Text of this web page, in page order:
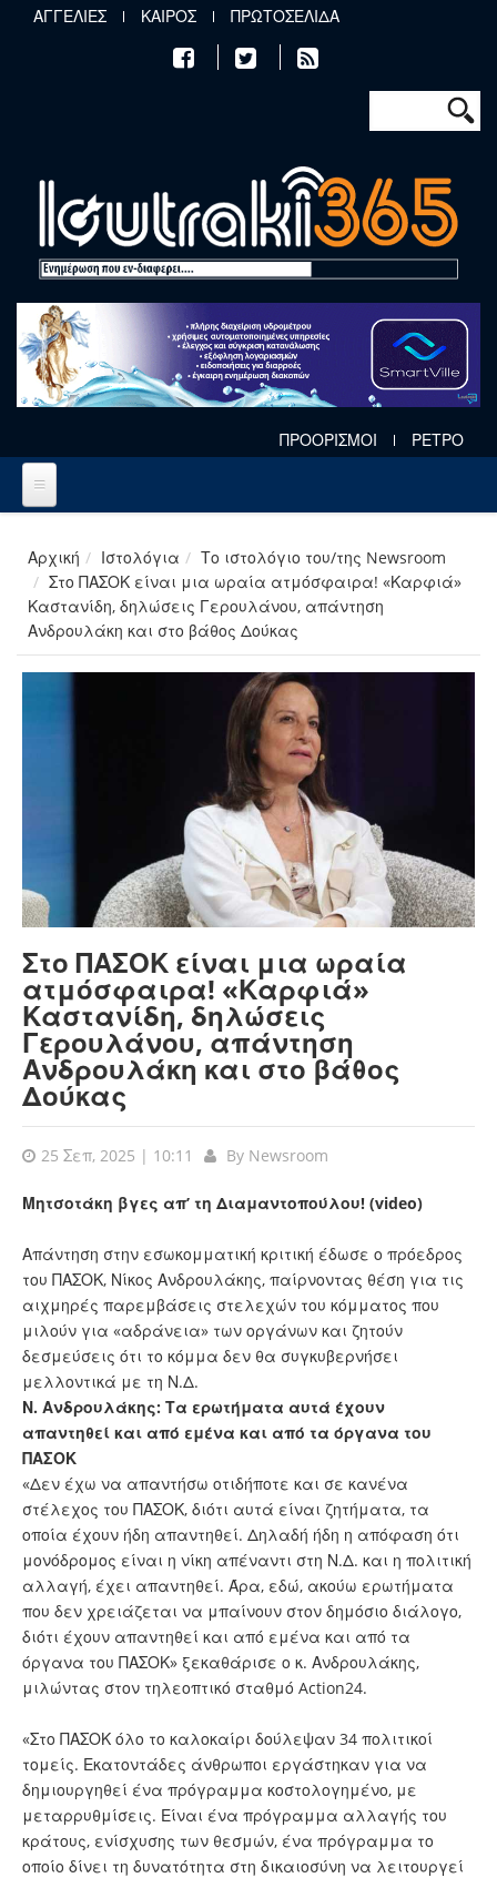
Παράκαμψη προς το κυρίως περιεχόμενο
ΑΓΓΕΛΙΕΣ ΚΑΙΡΟΣ ΠΡΩΤΟΣΕΛΙΔΑ
Φόρμα
Αναζήτηση
ΠΡΟΟΡΙΣΜΟΙ ΡΕΤΡΟ
Αρχική Ιστολόγια
Το ιστολόγιο του/της Newsroom
Στο ΠΑΣΟΚ είναι μια ωραία ατμόσφαιρα! «Καρφιά»
Καστανίδη, δηλώσεις Γερουλάνου, απάντηση
Ανδρουλάκη και στο βάθος Δούκας
Στο ΠΑΣΟΚ είναι μια ωραία
ατμόσφαιρα! «Καρφιά»
Καστανίδη, δηλώσεις
Γερουλάνου, απάντηση
Ανδρουλάκη και στο βάθος
Δούκας
25 Σεπ, 2025 | 10:11 By Newsroom
Μητσοτάκη βγες απ’ τη Διαμαντοπούλου! (video)
Απάντηση στην εσωκομματική κριτική έδωσε ο πρόεδρος
του ΠΑΣΟΚ, Νίκος Ανδρουλάκης, παίρνοντας θέση για τις
αιχμηρές παρεμβάσεις στελεχών του κόμματος που
μιλούν για «αδράνεια» των οργάνων και ζητούν
δεσμεύσεις ότι το κόμμα δεν θα συγκυβερνήσει
μελλοντικά με τη Ν.Δ.
Ν. Ανδρουλάκης: Τα ερωτήματα αυτά έχουν
απαντηθεί και από εμένα και από τα όργανα του
ΠΑΣΟΚ
«Δεν έχω να απαντήσω οτιδήποτε και σε κανένα
στέλεχος του ΠΑΣΟΚ, διότι αυτά είναι ζητήματα, τα
οποία έχουν ήδη απαντηθεί. Δηλαδή ήδη η απόφαση ότι
μονόδρομος είναι η νίκη απέναντι στη Ν.Δ. και η πολιτική
αλλαγή, έχει απαντηθεί. Άρα, εδώ, ακούω ερωτήματα
που δεν χρειάζεται να μπαίνουν στον δημόσιο διάλογο,
διότι έχουν απαντηθεί και από εμένα και από τα
όργανα του ΠΑΣΟΚ» ξεκαθάρισε ο κ. Ανδρουλάκης,
μιλώντας στον τηλεοπτικό σταθμό Action24.
«Στο ΠΑΣΟΚ όλο το καλοκαίρι δούλεψαν 34 πολιτικοί
τομείς. Εκατοντάδες άνθρωποι εργάστηκαν για να
δημιουργηθεί ένα πρόγραμμα κοστολογημένο, με
μεταρρυθμίσεις. Είναι ένα πρόγραμμα αλλαγής του
κράτους, ενίσχυσης των θεσμών, ένα πρόγραμμα το
οποίο δίνει τη δυνατότητα στη δικαιοσύνη να λειτουργεί